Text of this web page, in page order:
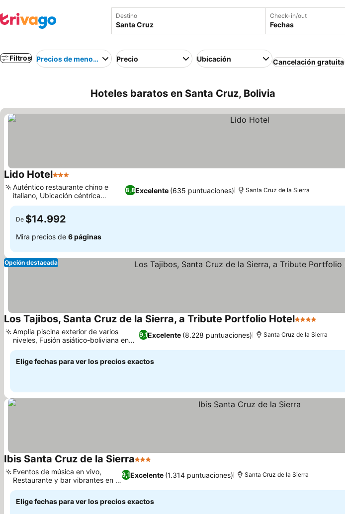
Destino Check-in/out
Fechas
Filtros Precios de menor a mayorPrecio Ubicación Cancelación gratuita
Hoteles baratos en Santa Cruz, Bolivia
Lido Hotel3 Estrellas
8,8Excelente (635 puntuaciones)
Auténtico restaurante chino e
italiano, Ubicación céntrica
privilegiada
Santa Cruz de la Sierra
De $14.992
Mira precios de 6 páginas
Opción destacada
Los Tajibos, Santa Cruz de la Sierra, a Tribute Portfolio Hotel4 Estrellas
9,1Excelente (8.228 puntuaciones)
Amplia piscina exterior de varios
niveles, Fusión asiático-boliviana en
Jardín de Asia
Santa Cruz de la Sierra
Elige fechas para ver los precios exactos
Ibis Santa Cruz de la Sierra3 Estrellas
9,1Excelente (1.314 puntuaciones)
Eventos de música en vivo,
Restaurante y bar vibrantes en el
hotel
Santa Cruz de la Sierra
Elige fechas para ver los precios exactos